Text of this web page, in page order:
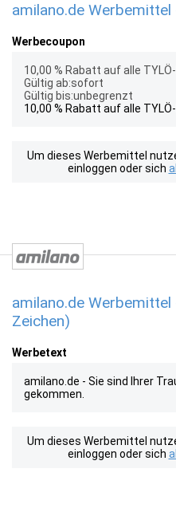
amilano.de Werbemittel
Werbecoupon
10,00 % Rabatt auf alle
Gültig ab:sofort
Gültig bis:unbegrenzt
10,00 % Rabatt auf alle
Um dieses Werbemittel
einloggen oder sich
amilano.de
Zeichen)
Werbetext
amilano.de - Sie sind Ihrer
gekommen.
Um dieses Werbemittel
einloggen oder sich